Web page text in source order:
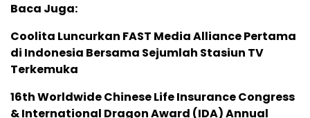
Baca Juga:
Coolita Luncurkan FAST Media Alliance Pertama
di Indonesia Bersama Sejumlah Stasiun TV
Terkemuka
16th Worldwide Chinese Life Insurance Congress
& International Dragon Award (IDA) Annual